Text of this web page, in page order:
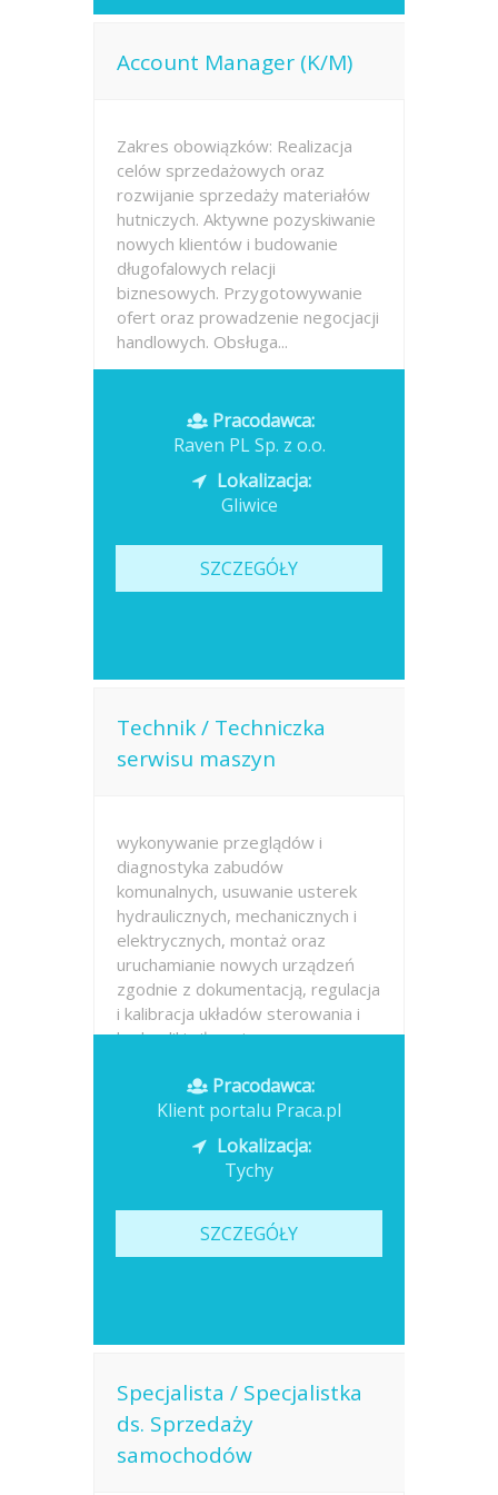
Account Manager (K/M)
Zakres obowiązków: Realizacja
celów sprzedażowych oraz
rozwijanie sprzedaży materiałów
hutniczych. Aktywne pozyskiwanie
nowych klientów i budowanie
długofalowych relacji
biznesowych. Przygotowywanie
ofert oraz prowadzenie negocjacji
handlowych. Obsługa...
Pracodawca:
Raven PL Sp. z o.o.
Lokalizacja:
Gliwice
SZCZEGÓŁY
Technik / Techniczka
serwisu maszyn
wykonywanie przeglądów i
diagnostyka zabudów
komunalnych, usuwanie usterek
hydraulicznych, mechanicznych i
elektrycznych, montaż oraz
uruchamianie nowych urządzeń
zgodnie z dokumentacją, regulacja
i kalibracja układów sterowania i
hydrauliki siłowej,...
Opublikowano: dzisiajPracodawca:
Klient portalu Praca.pl
Lokalizacja:
Tychy
SZCZEGÓŁY
Specjalista / Specjalistka
ds. Sprzedaży
samochodów